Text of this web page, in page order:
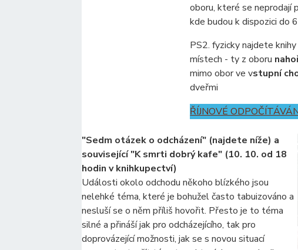
oboru, které se neprodají
kde budou k dispozici do
PS2. fyzicky najdete
místech - ty z oboru
mimo obor ve vstupní
dveřmi
ŘÍJNOVÉ
"Sedm otázek o odcházení" (najdete níže) a
související "K smrti dobrý kafe" (10. 10. od 18
hodin v knihkupectví)
Události okolo odchodu někoho blízkého jsou
nelehké téma, které je bohužel často tabuizováno a
nesluší se o něm příliš hovořit. Přesto je to téma
silné a přináší jak pro odcházejícího, tak pro
doprovázející možnosti, jak se s novou situací